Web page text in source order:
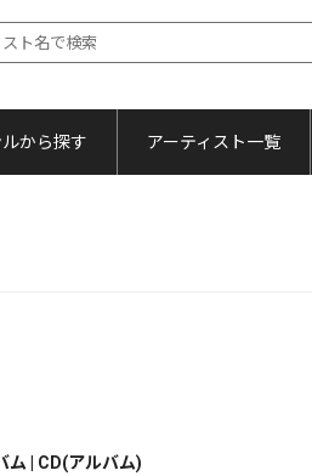
から探す アーティスト一覧
ム | CD(アルバム)